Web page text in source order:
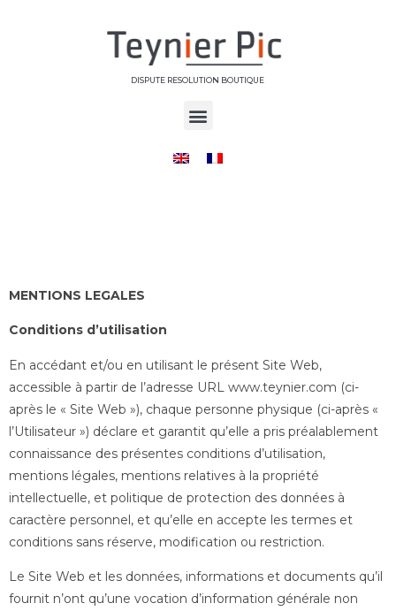
DISPUTE RESOLUTION BOUTIQUE
MENTIONS LEGALES
Conditions d’utilisation
En accédant et/ou en utilisant le présent Site Web,
accessible à partir de l’adresse URL www.teynier.com (ci-
après le « Site Web »), chaque personne physique (ci-après «
l’Utilisateur ») déclare et garantit qu’elle a pris préalablement
connaissance des présentes conditions d’utilisation,
mentions légales, mentions relatives à la propriété
intellectuelle, et politique de protection des données à
caractère personnel, et qu’elle en accepte les termes et
conditions sans réserve, modification ou restriction.
Le Site Web et les données, informations et documents qu’il
fournit n’ont qu’une vocation d’information générale non